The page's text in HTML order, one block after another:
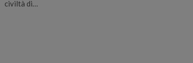
civiltà di…